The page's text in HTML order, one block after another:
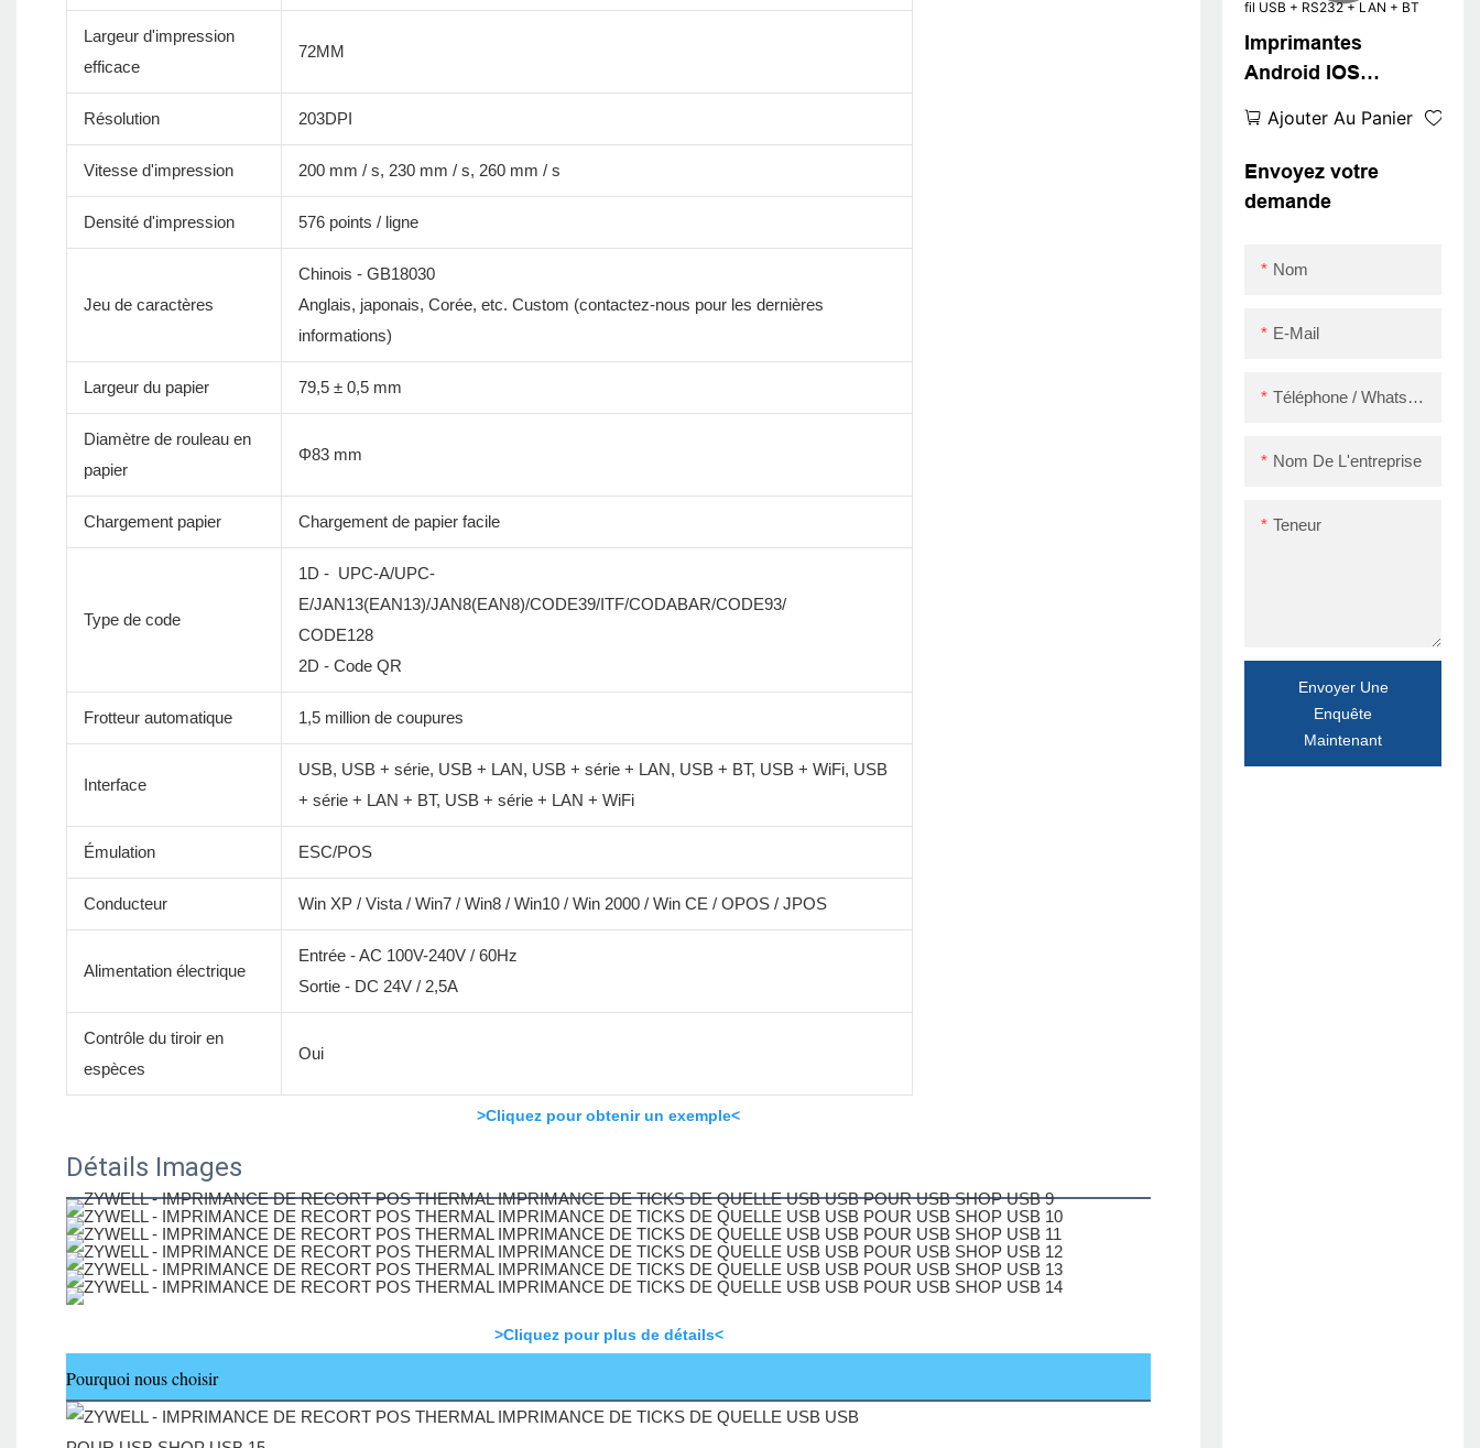
Imprimantes
Android IOS
Receipt Ticket POS
Filling Imprimante
58 mm 80 mm
+ BT
Ajouter Au Panier
Envoyez votre
demande
Nom
E-Mail
Téléphone / WhatsApp / Skype
Nom De L'entreprise
Teneur
Envoyer Une
Enquête
Maintenant
Largeur d'impression
efficace
72MM
Résolution 203DPI
Vitesse d'impression 200 mm / s, 230 mm / s, 260 mm / s
Densité d'impression 576 points / ligne
Jeu de caractères
Chinois - GB18030
Anglais, japonais, Corée, etc. Custom (contactez-nous pour les dernières
informations)
Largeur du papier 79,5 ± 0,5 mm
Diamètre de rouleau en
papier
Φ83 mm
Chargement papier Chargement de papier facile
Type de code
1D - UPC-A/UPC-
E/JAN13(EAN13)/JAN8(EAN8)/CODE39/ITF/CODABAR/CODE93/
CODE128
2D - Code QR
Frotteur automatique 1,5 million de coupures
Interface
USB, USB + série, USB + LAN, USB + série + LAN, USB + BT, USB + WiFi, USB
+ série + LAN + BT, USB + série + LAN + WiFi
Émulation ESC/POS
Conducteur Win XP / Vista / Win7 / Win8 / Win10 / Win 2000 / Win CE / OPOS / JPOS
Alimentation électrique
Entrée - AC 100V-240V / 60Hz
Sortie - DC 24V / 2,5A
Contrôle du tiroir en
espèces
Oui
>Cliquez pour obtenir un exemple<
Détails Images
>Cliquez pour plus de détails<
Pourquoi nous choisir